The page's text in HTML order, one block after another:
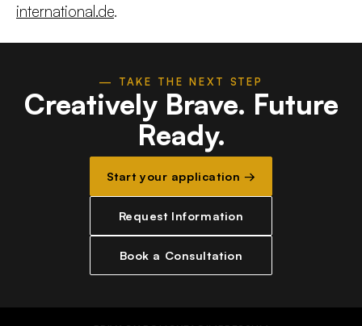
international.de.
— TAKE THE NEXT STEP
Creatively Brave. Future
Ready.
Start your application →
Request Information
Book a Consultation